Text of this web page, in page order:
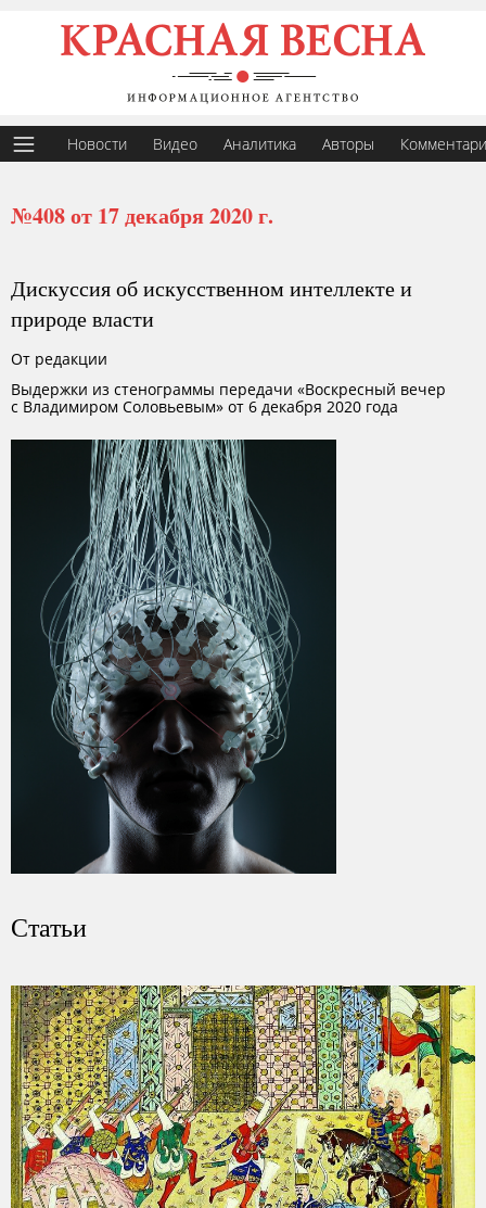
Новости Видео Аналитика Авторы
№408 от 17 декабря 2020 г.
Дискуссия об искусственном интеллекте и
природе власти
От редакции
Выдержки из стенограммы передачи «Воскресный вечер
с Владимиром Соловьевым» от 6 декабря 2020 года
Статьи